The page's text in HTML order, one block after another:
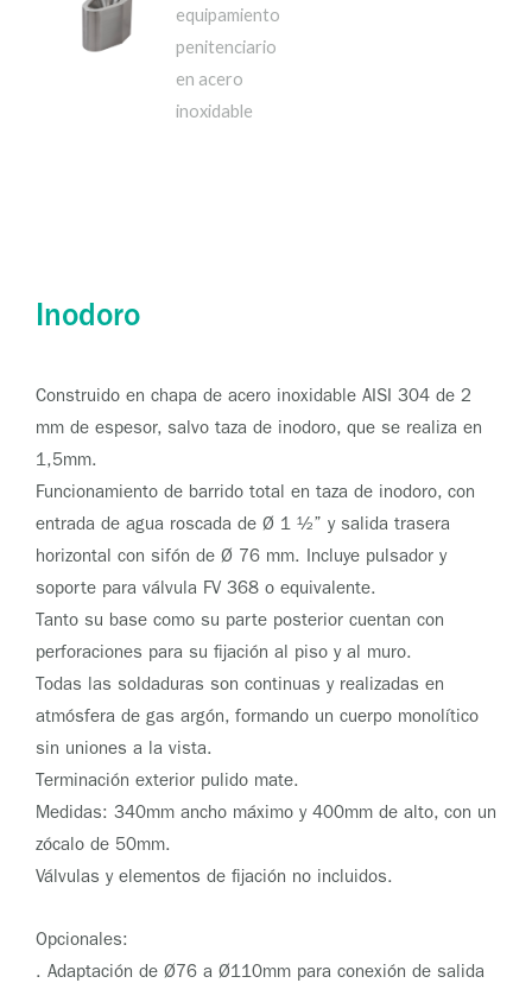
Inodoro
Construido en chapa de acero inoxidable AISI 304 de 2
mm de espesor, salvo taza de inodoro, que se realiza en
1,5mm.
Funcionamiento de barrido total en taza de inodoro, con
entrada de agua roscada de Ø 1 ½” y salida trasera
horizontal con sifón de Ø 76 mm. Incluye pulsador y
soporte para válvula FV 368 o equivalente.
Tanto su base como su parte posterior cuentan con
perforaciones para su fijación al piso y al muro.
Todas las soldaduras son continuas y realizadas en
atmósfera de gas argón, formando un cuerpo monolítico
sin uniones a la vista.
Terminación exterior pulido mate.
Medidas: 340mm ancho máximo y 400mm de alto, con un
zócalo de 50mm.
Válvulas y elementos de fijación no incluidos.
Opcionales:
. Adaptación de Ø76 a Ø110mm para conexión de salida